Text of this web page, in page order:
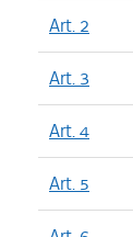
Art. 2
Art. 3
Art. 4
Art. 5